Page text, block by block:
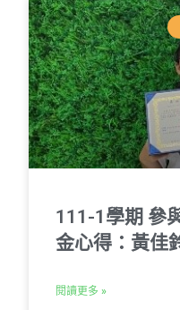
111-1學期 參
金心得：黃佳
閱讀更多 »